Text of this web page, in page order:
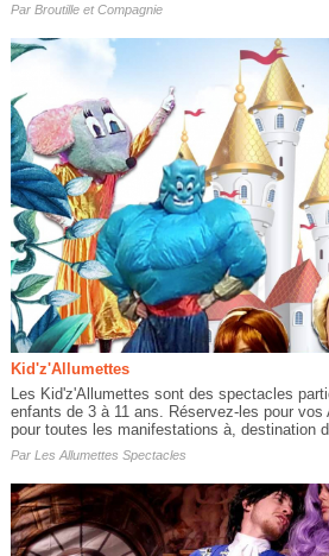
Par Broutille et Compagnie
Kid'z'Allumettes
Les Kid'z'Allumettes sont des spectacles
enfants de 3 à 11 ans. Réservez-les pour
pour toutes les manifestations à, destination
Par Les Allumettes Spectacles